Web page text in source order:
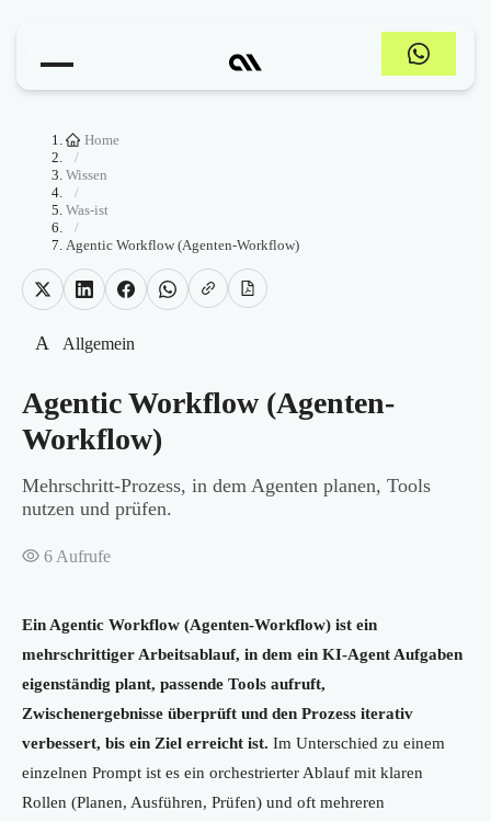
Home
/
Wissen
/
Was-ist
/
Agentic Workflow (Agenten-Workflow)
A Allgemein
Agentic Workflow (Agenten-
Workflow)
Mehrschritt-Prozess, in dem Agenten planen, Tools
nutzen und prüfen.
6 Aufrufe
Ein Agentic Workflow (Agenten-Workflow) ist ein
mehrschrittiger Arbeitsablauf, in dem ein KI-Agent Aufgaben
eigenständig plant, passende Tools aufruft,
Zwischenergebnisse überprüft und den Prozess iterativ
verbessert, bis ein Ziel erreicht ist. Im Unterschied zu einem
einzelnen Prompt ist es ein orchestrierter Ablauf mit klaren
Rollen (Planen, Ausführen, Prüfen) und oft mehreren